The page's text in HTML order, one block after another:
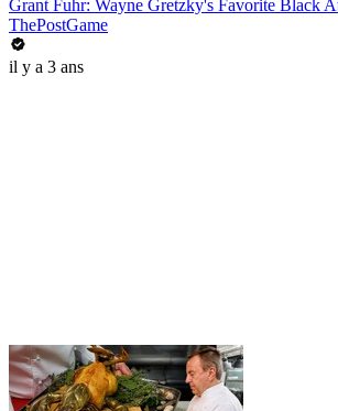
Grant Fuhr: Wayne Gretzky's Favorite Black
ThePostGame
il y a 3 ans